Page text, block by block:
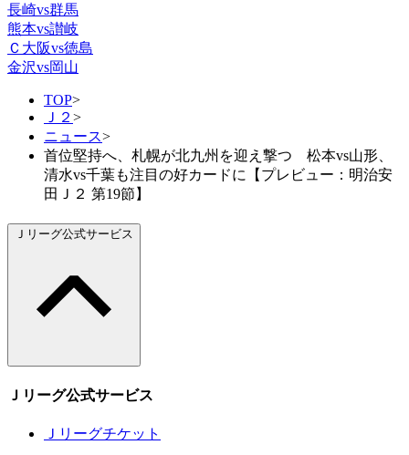
長崎vs群馬
熊本vs讃岐
Ｃ大阪vs徳島
金沢vs岡山
TOP>
Ｊ２ >
ニュース>
首位堅持へ、札幌が北九州を迎え撃つ 松本vs山形、
清水vs千葉も注目の好カードに【プレビュー：明治安
田Ｊ２ 第19節】
Ｊリーグ公式サービス
Ｊリーグ公式サービス
Ｊリーグチケット